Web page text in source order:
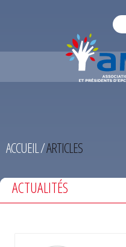
ACCUEIL/ARTICLES
ACTUALITÉS